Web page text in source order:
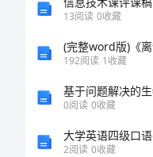
13阅读 0收藏
192阅读 1收藏
0阅读 0收藏
2阅读 0收藏